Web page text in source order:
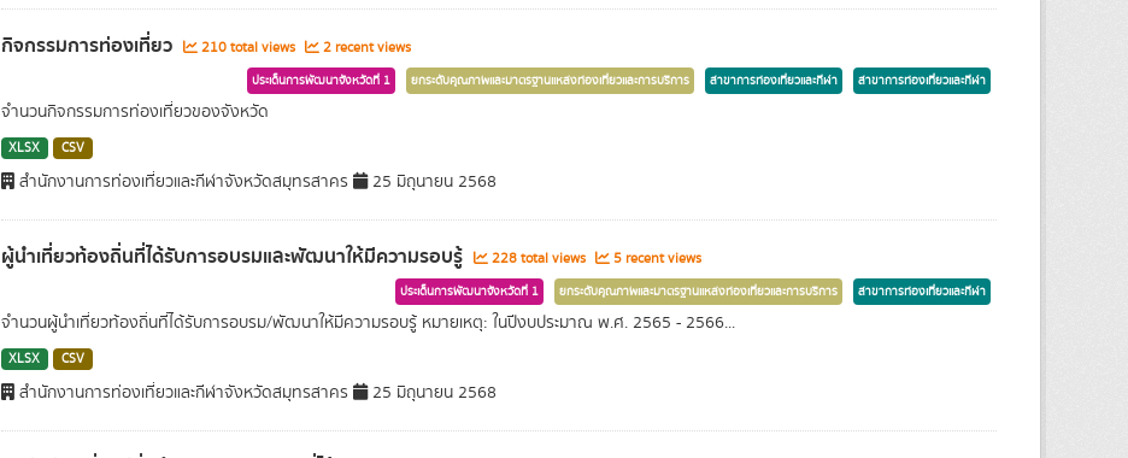
กิจกรรมการท่องเที่ยว 210 total views 2 recent views
ประเด็นการพัฒนาจังหวัดที่ 1 ยกระดับคุณภาพและมาตรฐานแหล่งท่องเที่ยวและการบริการ สาขาการท่องเที่ยวและกีฬา สาขาการท่องเที่ยวและกีฬา
จำนวนกิจกรรมการท่องเที่ยวของจังหวัด
XLSX CSV
สำนักงานการท่องเที่ยวและกีฬาจังหวัดสมุทรสาคร 25 มิถุนายน 2568
ผู้นำเที่ยวท้องถิ่นที่ได้รับการอบรมและพัฒนาให้มีความรอบรู้ 228 total views 5 recent views
ประเด็นการพัฒนาจังหวัดที่ 1 ยกระดับคุณภาพและมาตรฐานแหล่งท่องเที่ยวและการบริการ สาขาการท่องเที่ยวและกีฬา
จำนวนผู้นำเที่ยวท้องถิ่นที่ได้รับการอบรม/พัฒนาให้มีความรอบรู้ หมายเหตุ: ในปีงบประมาณ พ.ศ. 2565 - 2566...
XLSX CSV
สำนักงานการท่องเที่ยวและกีฬาจังหวัดสมุทรสาคร 25 มิถุนายน 2568